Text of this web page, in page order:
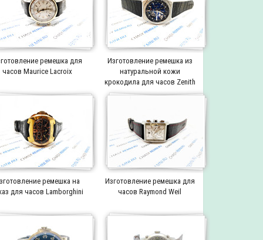
ремешка для
часов Maurice Lacroix
Изготовление ремешка из
натуральной кожи
крокодила для часов Zenith
ремешка на
для часов Lamborghini
Изготовление ремешка для
часов Raymond Weil